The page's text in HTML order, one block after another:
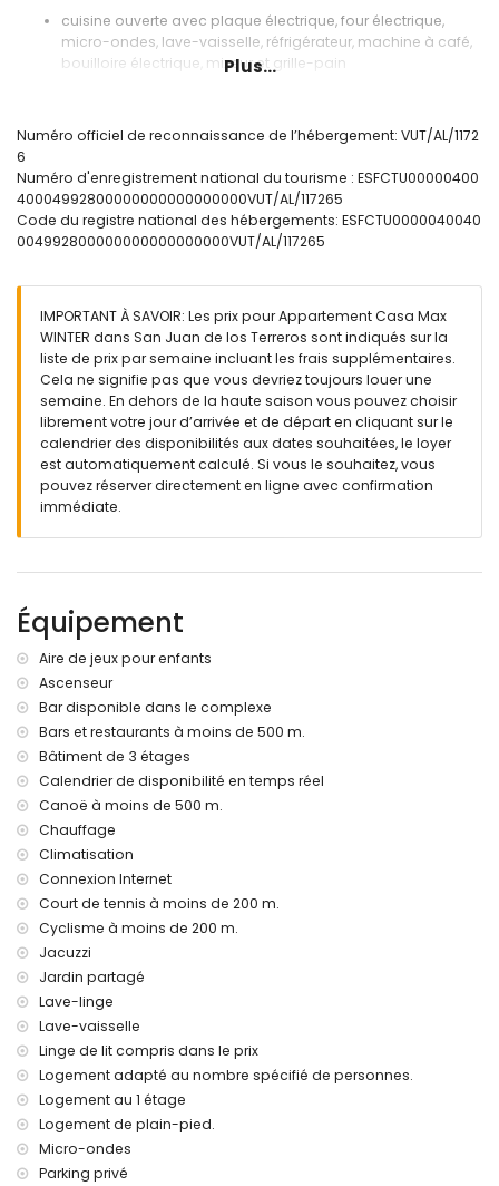
cuisine ouverte avec plaque électrique, four électrique,
micro-ondes, lave-vaisselle, réfrigérateur, machine à café,
bouilloire électrique, mixeur et grille-pain
chambre climatisée avec canapé-lit
160 cm)
chambre climatisée avec 2 lits simples (mesurant 200 par
90 cm)
salle de bains attenante avec lavabo simple, douche, WC
Extérieur de l'appartement
terrain clos
piscine commune
pataugeoire
jardin commun avec pelouse et arbres
aire de jeux
terrasse couverte
douche extérieure
espace repas extérieur
parking privé couvert
rivière ou rivage le plus proche à 500 mètres de
l'appartement
plage la plus proche à 500 mètres de l'appartement
aéroport le plus proche : Alicante (à plus de 100 kilomètres)
deuxième aéroport le plus proche : Almería/Murcia (à
moins de 100 kilomètres de l'appartement)
transports publics à proximité : bus à 200 mètres et train à
15 kilomètres
animaux de compagnie non admis
L'immeuble où se trouve l'hébergement est équipé d'un
ascenseur.
L'hébergement est très adapté aux familles avec enfants
location
internet (WiFi)
aspirateur et fer à repasser avec planche
linge de lit et serviettes
chauffage par air
Installations et services communs inclus dans le prix de
location
jacuzzi extérieur
Installations/services communs avec supplément
espace fitness et court de paddle
Plus...
Numéro officiel de reconnaissance de l’hébergement: VUT/AL/1172
6
Numéro d'enregistrement national du tourisme : ESFCTU00000400
40004992800000000000000000VUT/AL/117265
Code du registre national des hébergements: ESFCTU0000040040
004992800000000000000000VUT/AL/117265
IMPORTANT À SAVOIR: Les prix pour Appartement Casa Max
WINTER dans San Juan de los Terreros sont indiqués sur la
liste de prix par semaine incluant les frais supplémentaires.
Cela ne signifie pas que vous devriez toujours louer une
semaine. En dehors de la haute saison vous pouvez choisir
librement votre jour d’arrivée et de départ en cliquant sur le
calendrier des disponibilités aux dates souhaitées, le loyer
est automatiquement calculé. Si vous le souhaitez, vous
pouvez réserver directement en ligne avec confirmation
immédiate.
Équipement
Aire de jeux pour enfants
Ascenseur
Bar disponible dans le complexe
Bars et restaurants à moins de 500 m.
Bâtiment de 3 étages
Calendrier de disponibilité en temps réel
Canoë à moins de 500 m.
Chauffage
Climatisation
Connexion Internet
Court de tennis à moins de 200 m.
Cyclisme à moins de 200 m.
Jacuzzi
Jardin partagé
Lave-linge
Lave-vaisselle
Linge de lit compris dans le prix
Logement adapté au nombre spécifié de personnes.
Logement au 1 étage
Logement de plain-pied.
Micro-ondes
Parking privé